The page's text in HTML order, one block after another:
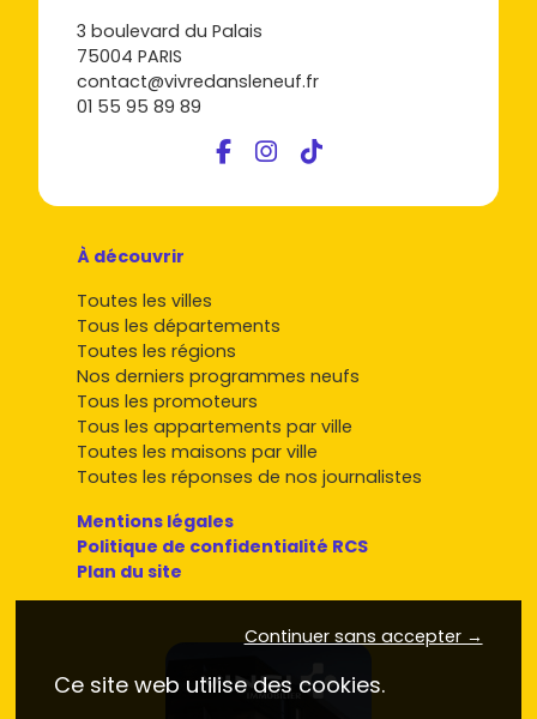
3 boulevard du Palais
75004 PARIS
contact@vivredansleneuf.fr
01 55 95 89 89
À découvrir
Toutes les villes
Tous les départements
Toutes les régions
Nos derniers programmes neufs
Tous les promoteurs
Tous les appartements par ville
Toutes les maisons par ville
Toutes les réponses de nos journalistes
Mentions légales
Politique de confidentialité RCS
Plan du site
Continuer sans accepter →
Ce site web utilise des cookies.